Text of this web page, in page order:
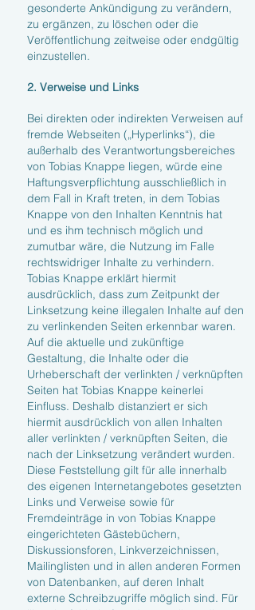
gesonderte Ankündigung zu verändern,
zu ergänzen, zu löschen oder die
Veröffentlichung zeitweise oder endgültig
einzustellen.
2. Verweise und Links
Bei direkten oder indirekten Verweisen auf
fremde Webseiten („Hyperlinks“), die
außerhalb des Verantwortungsbereiches
von Tobias Knappe liegen, würde eine
Haftungsverpflichtung ausschließlich in
dem Fall in Kraft treten, in dem Tobias
Knappe von den Inhalten Kenntnis hat
und es ihm technisch möglich und
zumutbar wäre, die Nutzung im Falle
rechtswidriger Inhalte zu verhindern.
Tobias Knappe erklärt hiermit
ausdrücklich, dass zum Zeitpunkt der
Linksetzung keine illegalen Inhalte auf den
zu verlinkenden Seiten erkennbar waren.
Auf die aktuelle und zukünftige
Gestaltung, die Inhalte oder die
Urheberschaft der verlinkten / verknüpften
Seiten hat Tobias Knappe keinerlei
Einfluss. Deshalb distanziert er sich
hiermit ausdrücklich von allen Inhalten
aller verlinkten / verknüpften Seiten, die
nach der Linksetzung verändert wurden.
Diese Feststellung gilt für alle innerhalb
des eigenen Internetangebotes gesetzten
Links und Verweise sowie für
Fremdeinträge in von Tobias Knappe
eingerichteten Gästebüchern,
Diskussionsforen, Linkverzeichnissen,
Mailinglisten und in allen anderen Formen
von Datenbanken, auf deren Inhalt
externe Schreibzugriffe möglich sind. Für